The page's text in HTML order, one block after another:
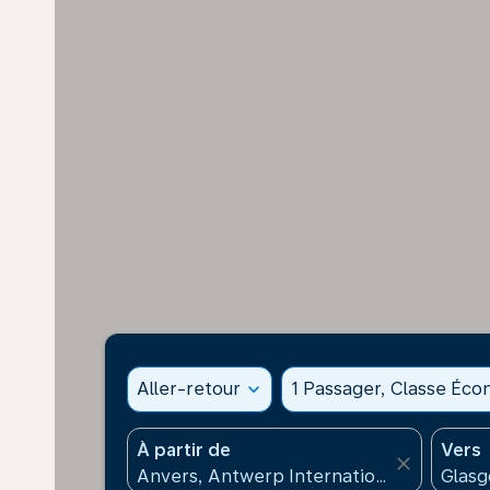
Aller-retour expand_more 1 Passager, Classe
À partir de
close
Vers